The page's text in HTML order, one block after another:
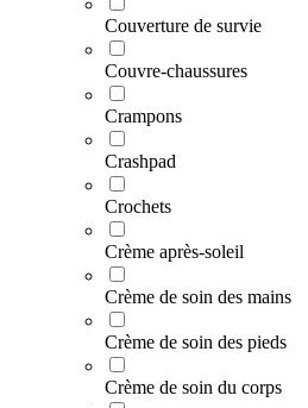
Couverture de survie
Couvre-chaussures
Crampons
Crashpad
Crochets
Crème après-soleil
Crème de soin des mains
Crème de soin des pieds
Crème de soin du corps